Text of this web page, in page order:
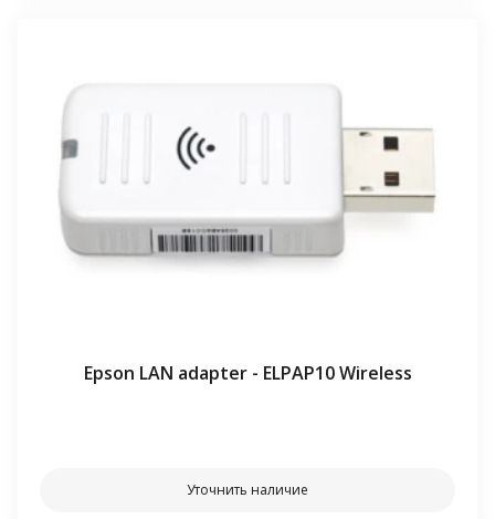
Epson LAN adapter - ELPAP10 Wireless
Уточнить наличие